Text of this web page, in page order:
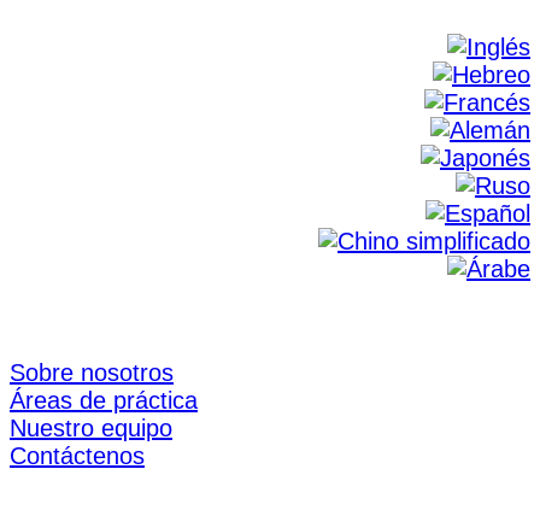
Sobre nosotros
Áreas de práctica
Nuestro equipo
Contáctenos